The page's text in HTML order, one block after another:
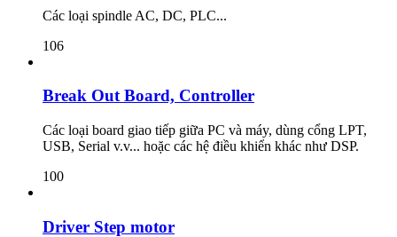
Các loại spindle AC, DC, PLC...
106
Break Out Board, Controller
Các loại board giao tiếp giữa PC và máy, dùng cổng LPT,
USB, Serial v.v... hoặc các hệ điều khiển khác như DSP.
100
Driver Step motor